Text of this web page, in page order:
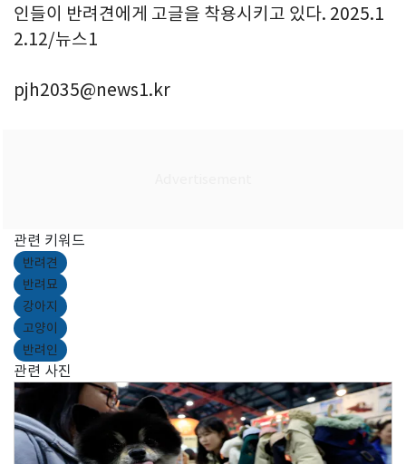
인들이 반려견에게 고글을 착용시키고 있다. 2025.1
2.12/뉴스1
pjh2035@news1.kr
관련 키워드
반려견
반려묘
강아지
고양이
반려인
관련 사진